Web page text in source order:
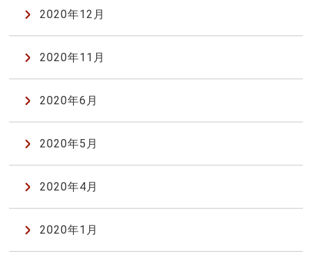
2020年12月
2020年11月
2020年6月
2020年5月
2020年4月
2020年1月